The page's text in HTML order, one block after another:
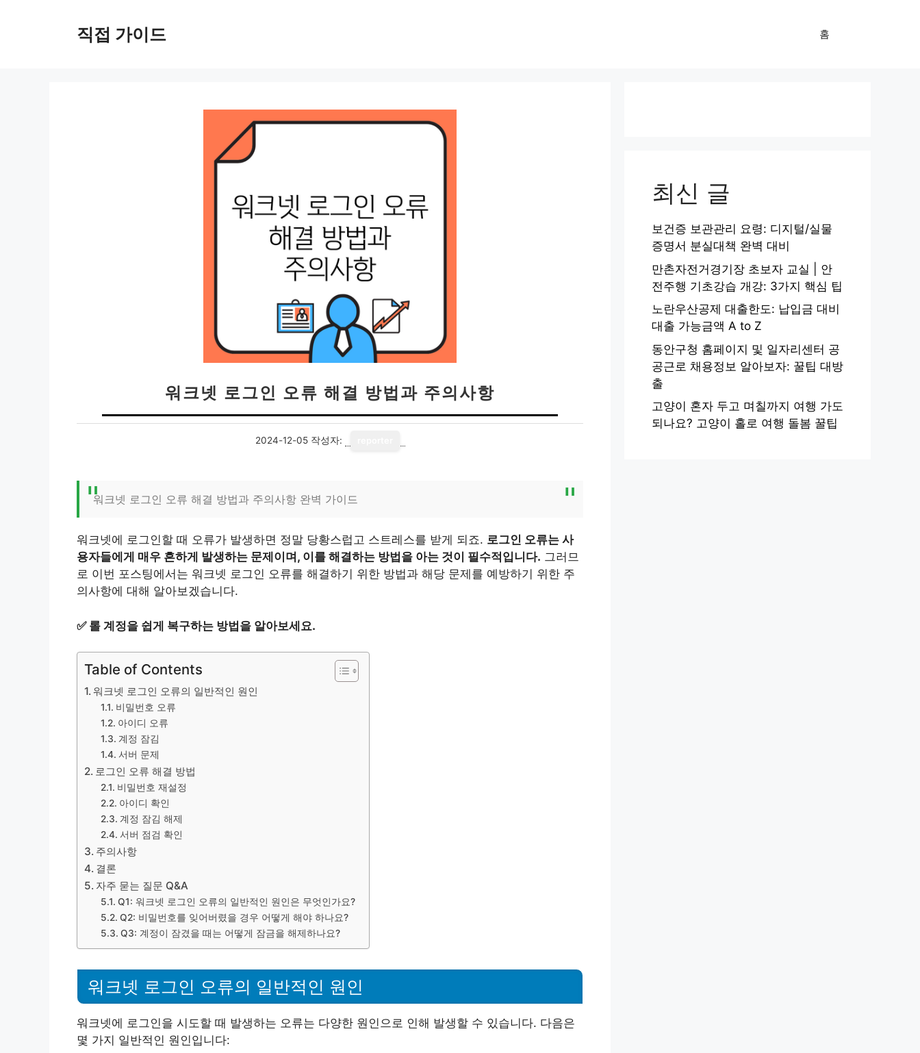
직접 가이드 홈
워크넷 로그인 오류 해결 방법과 주의사항
2024-12-05 작성자:
워크넷 로그인 오류 해결 방법과 주의사항 완벽 가이드
워크넷에 로그인할 때 오류가 발생하면 정말 당황스럽고 스트레스를 받게 되죠. 로그인 오류는 사
용자들에게 매우 흔하게 발생하는 문제이며, 이를 해결하는 방법을 아는 것이 필수적입니다. 그러므
로 이번 포스팅에서는 워크넷 로그인 오류를 해결하기 위한 방법과 해당 문제를 예방하기 위한 주
의사항에 대해 알아보겠습니다.
✅ 롤 계정을 쉽게 복구하는 방법을 알아보세요.
Table of Contents
워크넷 로그인 오류의 일반적인 원인
비밀번호 오류
아이디 오류
계정 잠김
서버 문제
로그인 오류 해결 방법
비밀번호 재설정
아이디 확인
계정 잠김 해제
서버 점검 확인
주의사항
결론
자주 묻는 질문 Q&A
Q1: 워크넷 로그인 오류의 일반적인 원인은 무엇인가요?
Q2: 비밀번호를 잊어버렸을 경우 어떻게 해야 하나요?
Q3: 계정이 잠겼을 때는 어떻게 잠금을 해제하나요?
워크넷 로그인 오류의 일반적인 원인
워크넷에 로그인을 시도할 때 발생하는 오류는 다양한 원인으로 인해 발생할 수 있습니다. 다음은
몇 가지 일반적인 원인입니다:
최신 글
보건증 보관관리 요령: 디지털/실물
증명서 분실대책 완벽 대비
만촌자전거경기장 초보자 교실 | 안
전주행 기초강습 개강: 3가지 핵심 팁
노란우산공제 대출한도: 납입금 대비
대출 가능금액 A to Z
동안구청 홈페이지 및 일자리센터 공
공근로 채용정보 알아보자: 꿀팁 대방
출
고양이 혼자 두고 며칠까지 여행 가도
되나요? 고양이 홀로 여행 돌봄 꿀팁